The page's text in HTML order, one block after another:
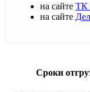
на сайте ТК
на сайте
Сроки